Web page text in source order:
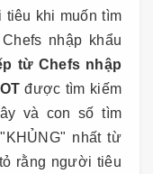
khi muốn tìm
nhập khẩu
từ Chefs nhập
được tìm kiếm
và con số tìm
nhất từ
rằng người tiêu